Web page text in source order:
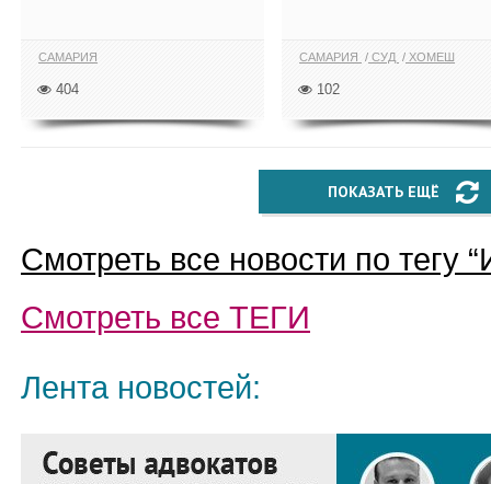
САМАРИЯ
404
САМАРИЯ СУД ХОМЕШ
102
ПОКАЗАТЬ ЕЩЁ
Смотреть все новости по тегу “
Смотреть все ТЕГИ
Лента новостей: